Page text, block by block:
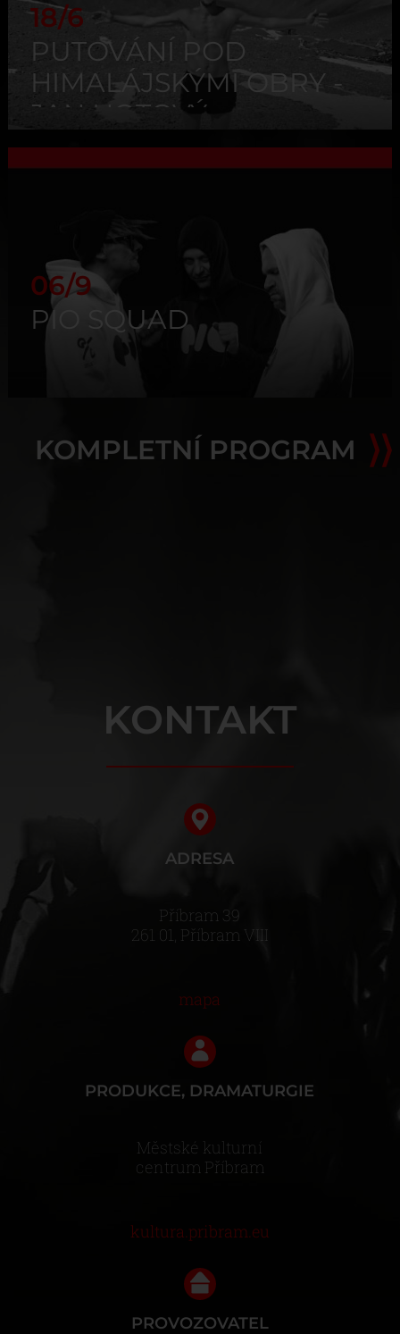
18/6
PUTOVÁNÍ POD
HIMALÁJSKÝMI OBRY -
JAN HOTOVÝ
06/9
PIO SQUAD
KOMPLETNÍ PROGRAM
KONTAKT
ADRESA
Příbram 39
261 01, Příbram VIII
mapa
PRODUKCE, DRAMATURGIE
Městské kulturní
centrum Příbram
kultura.pribram.eu
PROVOZOVATEL